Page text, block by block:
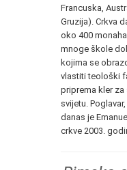
Francuska,
Gruzija). Crkva
oko 400
mnoge škole
kojima se
vlastiti teološki
priprema kler
svijetu.
danas je
crkve 2003.